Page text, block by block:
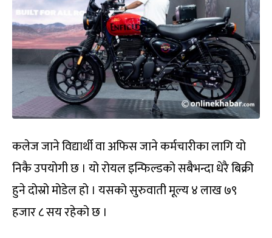
कलेज जाने विद्यार्थी वा अफिस जाने कर्मचारीका लागि यो
निकै उपयोगी छ । यो रोयल इन्फिल्डको सबैभन्दा धेरै बिक्री
हुने दोस्रो मोडेल हो । यसको सुरुवाती मूल्य ४ लाख ७९
हजार ८ सय रहेको छ ।